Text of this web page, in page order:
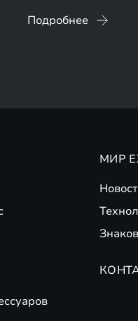
Подробнее
МИР